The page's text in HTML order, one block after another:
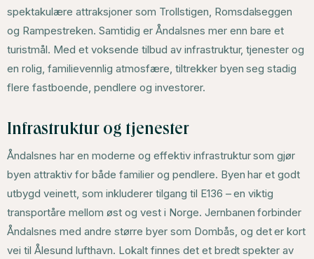
spektakulære attraksjoner som Trollstigen, Romsdalseggen
og Rampestreken. Samtidig er Åndalsnes mer enn bare et
turistmål. Med et voksende tilbud av infrastruktur, tjenester og
en rolig, familievennlig atmosfære, tiltrekker byen seg stadig
flere fastboende, pendlere og investorer.
Infrastruktur og tjenester
Åndalsnes har en moderne og effektiv infrastruktur som gjør
byen attraktiv for både familier og pendlere. Byen har et godt
utbygd veinett, som inkluderer tilgang til E136 – en viktig
transportåre mellom øst og vest i Norge. Jernbanen forbinder
Åndalsnes med andre større byer som Dombås, og det er kort
vei til Ålesund lufthavn. Lokalt finnes det et bredt spekter av